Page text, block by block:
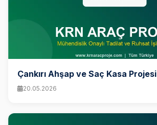
Çankırı Ahşap ve Saç Kasa Projesi
20.05.2026